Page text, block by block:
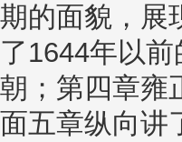
期的面貌，展
了1644年以
朝；第四章雍
面五章纵向讲